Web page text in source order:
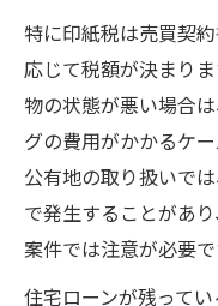
特に印紙税は売買契
応じて税額が決まり
物の状態が悪い場合
グの費用がかかるケ
公有地の取り扱いで
で発生することがあ
案件では注意が必要で
住宅ローンが残って